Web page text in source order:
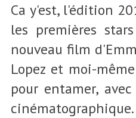
Ca y'est, l'édition
les premières
nouveau film
Lopez et moi-
pour entamer,